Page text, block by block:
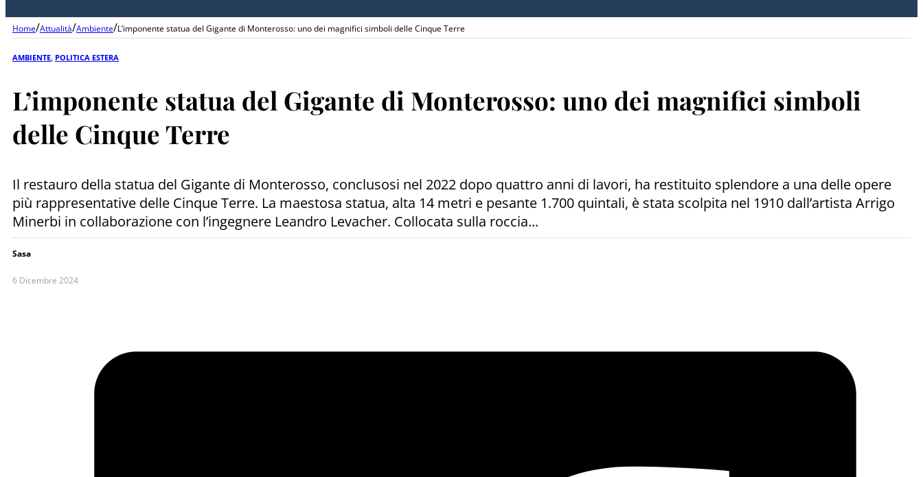
Home/Attualità/Ambiente/L’imponente statua del Gigante di Monterosso: uno dei magnifici simboli delle Cinque Terre
AMBIENTE POLITICA ESTERA
L’imponente statua del Gigante di Monterosso: uno dei magnifici simboli
delle Cinque Terre
Il restauro della statua del Gigante di Monterosso, conclusosi nel 2022 dopo quattro anni di lavori, ha restituito splendore a una delle opere
più rappresentative delle Cinque Terre. La maestosa statua, alta 14 metri e pesante 1.700 quintali, è stata scolpita nel 1910 dall’artista Arrigo
Minerbi in collaborazione con l’ingegnere Leandro Levacher. Collocata sulla roccia...
Sasa
6 Dicembre 2024